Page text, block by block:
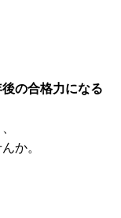
の合格力になる
か。